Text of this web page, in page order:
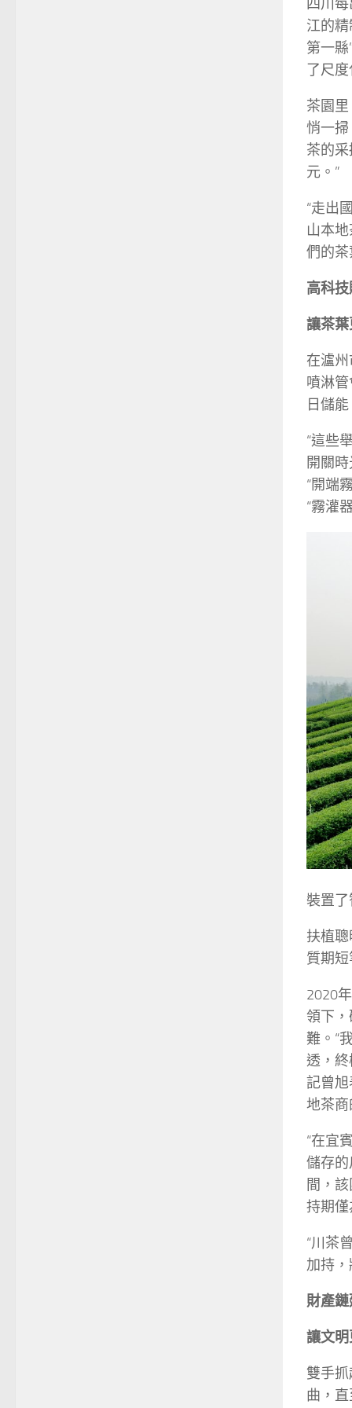
四川
江的
第一
了尺
茶園
悄一掃
茶的
元。”
“走出
山本
們的
高科
讓茶
在瀘
噴淋
日儲
“這些
開關
“開端
“霧灌
裝置
扶植
質期
2020
領下
難。“
透，
記曾
地茶
“在宜
儲存
間，
持期
“川茶
加持
財產鏈
讓文
雙手
曲，